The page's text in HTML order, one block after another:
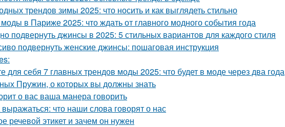
трендов зимы 2025: что носить и как выглядеть стильно
в Париже 2025: что ждать от главного модного события года
подвернуть джинсы в 2025: 5 стильных вариантов для каждого стиля
подвернуть женские джинсы: пошаговая инструкция
для себя 7 главных трендов моды 2025: что будет в моде через два года
Пружин, о которых вы должны знать
о вас ваша манера говорить
что наши слова говорят о нас
речевой этикет и зачем он нужен